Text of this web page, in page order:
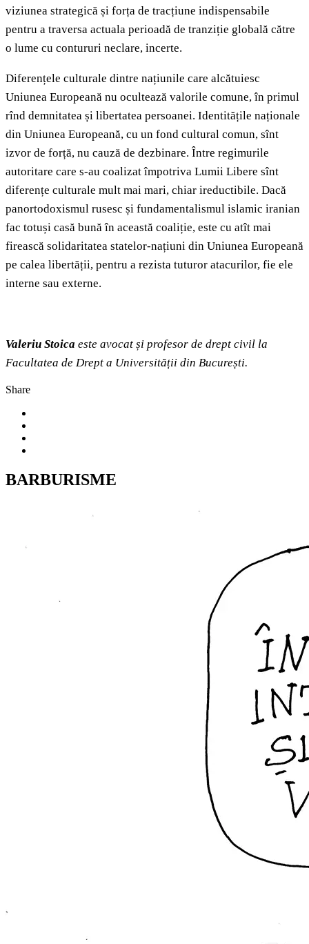
viziunea strategică și forța de tracțiune indispensabile
pentru a traversa actuala perioadă de tranziție globală către
o lume cu contururi neclare, incerte.
Diferențele culturale dintre națiunile care alcătuiesc
Uniunea Europeană nu ocultează valorile comune, în primul
rînd demnitatea și libertatea persoanei. Identitățile naționale
din Uniunea Europeană, cu un fond cultural comun, sînt
izvor de forță, nu cauză de dezbinare. Între regimurile
autoritare care s-au coalizat împotriva Lumii Libere sînt
diferențe culturale mult mai mari, chiar ireductibile. Dacă
panortodoxismul rusesc și fundamentalismul islamic iranian
fac totuși casă bună în această coaliție, este cu atît mai
firească solidaritatea statelor-națiuni din Uniunea Europeană
pe calea libertății, pentru a rezista tuturor atacurilor, fie ele
interne sau externe.
Valeriu Stoica este avocat și profesor de drept civil la
Facultatea de Drept a Universității din București.
Share
BARBURISME